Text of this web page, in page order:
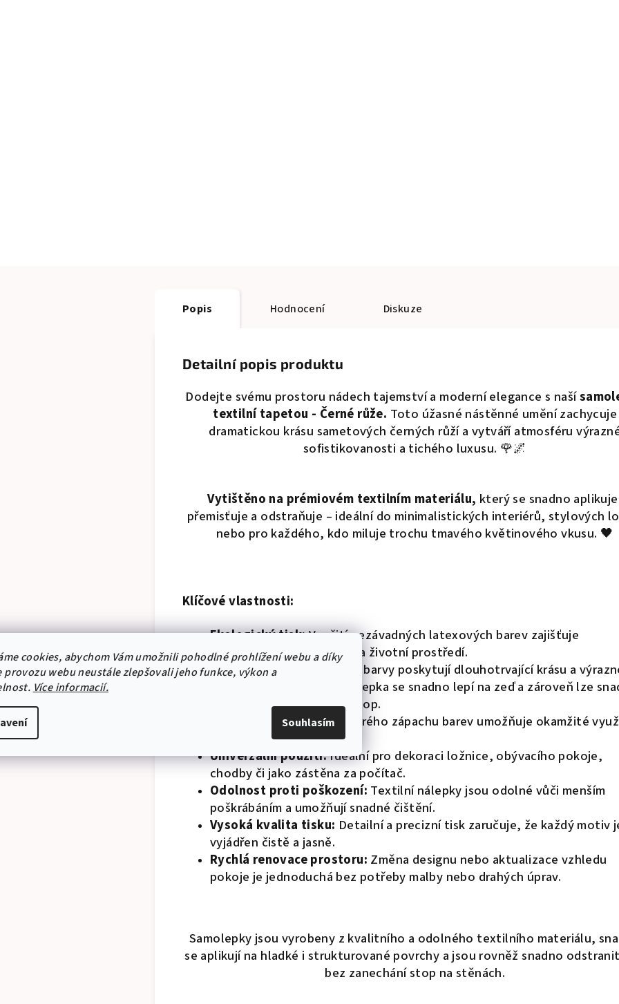
cookies, abychom Vám umožnili pohodlné prohlížení webu a díky
provozu webu neustále zlepšovali jeho funkce, výkon a
Více informacií.
Souhlasím
Popis Hodnocení Diskuze
Detailní popis produktu
Dodejte svému prostoru nádech tajemství a moderní elegance s naší
textilní tapetou - Černé růže. Toto úžasné nástěnné umění zachycuje
dramatickou krásu sametových černých růží a vytváří atmosféru
sofistikovanosti a tichého luxusu. 🌹🌌
Vytištěno na prémiovém textilním materiálu, který se snadno
přemisťuje a odstraňuje – ideální do minimalistických interiérů, stylových
nebo pro každého, kdo miluje trochu tmavého květinového vkusu. 🖤
Klíčové vlastnosti:
Ekologický tisk:Využití nezávadných latexových barev zajišťuje
bezpečnost pro vaše děti a životní prostředí.
Živé barvy: Syté a odolné barvy poskytují dlouhotrvající krásu a
Nálepka se snadno lepí na zeď a zároveň lze
odstranit bez zanechání stop.
Bez zápachu:Absence ostrého zápachu barev umožňuje okamžité
místnosti po aplikaci.
Univerzální použití:Ideální pro dekoraci ložnice, obývacího pokoje,
chodby či jako zástěna za počítač.
Odolnost proti poškození: Textilní nálepky jsou odolné vůči menším
poškrábáním a umožňují snadné čištění.
Vysoká kvalita tisku: Detailní a precizní tisk zaručuje, že každý motiv
vyjádřen čistě a jasně.
Rychlá renovace prostoru: Změna designu nebo aktualizace vzhledu
pokoje je jednoduchá bez potřeby malby nebo drahých úprav.
Samolepky jsou vyrobeny z kvalitního a odolného textilního materiálu,
se aplikují na hladké i strukturované povrchy a jsou rovněž snadno
bez zanechání stop na stěnách.